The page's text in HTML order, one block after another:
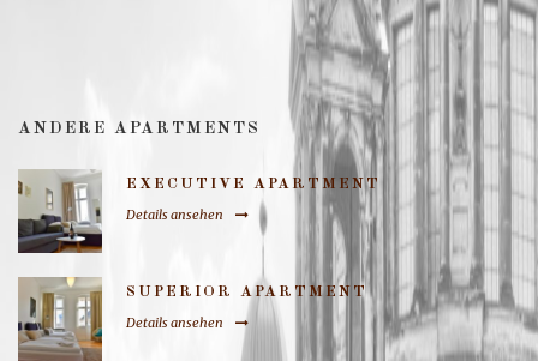
ANDERE APARTMENTS
EXECUTIVE APARTMENT
Details ansehen
SUPERIOR APARTMENT
Details ansehen